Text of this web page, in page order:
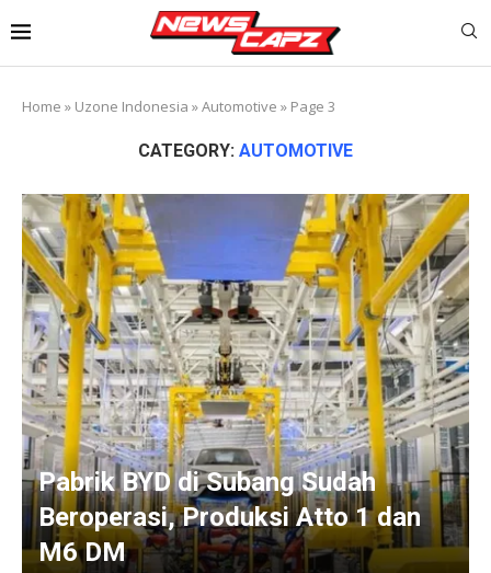
Home » Uzone Indonesia »Automotive » Page 3
CATEGORY: AUTOMOTIVE
Pabrik BYD di Subang Sudah
Beroperasi, Produksi Atto 1 dan
M6 DM